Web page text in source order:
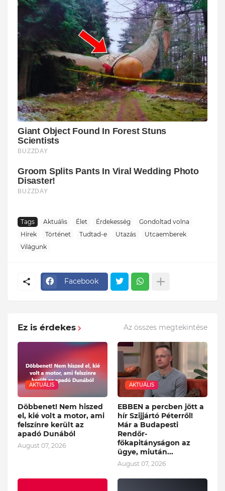
Tags Aktuális Élet Érdekesség
Gondoltad volna
Hírek
Történet Tudtad-e Utazás
Utcaemberek
Világunk
Facebook
Ez is érdekes Az összes megtekintése
AKTUÁLIS
Döbbenet! Nem hiszed
el, kié volt a motor, ami
felszínre került az
apadó Dunából
August 07, 2026
AKTUÁLIS
EBBEN a percben jött a
hír Szijjártó Péterről!
Már a Budapesti
Rendőr-
főkapitányságon az
ügye, miután...
August 07, 2026